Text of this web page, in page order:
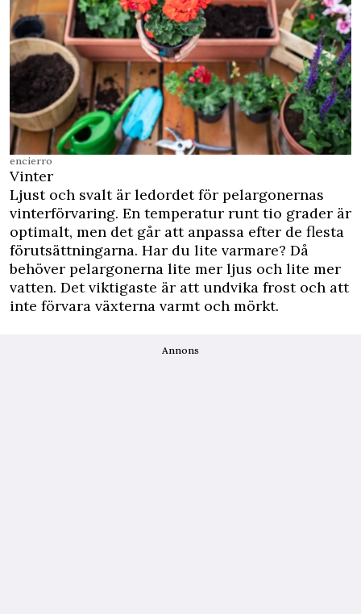
encierro
Vinter
Ljust och svalt är ledordet för pelargonernas
vinterförvaring. En temperatur runt tio grader är
optimalt, men det går att anpassa efter de flesta
förutsättningarna. Har du lite varmare? Då
behöver pelargonerna lite mer ljus och lite mer
vatten. Det viktigaste är att undvika frost och att
inte förvara växterna varmt och mörkt.
Annons